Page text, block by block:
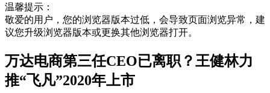
温馨提示：
敬爱的用户，您的浏览器版本过低，会导致页面浏览异常，建
议您升级浏览器版本或更换其他浏览器打开。
万达电商第三任CEO已离职？王健林力
推“飞凡”2020年上市